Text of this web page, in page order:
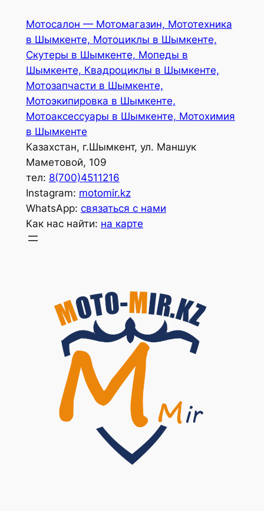
содержимому
Мотосалон — Мотомагазин, Мототехника
в Шымкенте, Мотоциклы в Шымкенте,
Скутеры в Шымкенте, Мопеды в
Шымкенте, Квадроциклы в Шымкенте,
Мотозапчасти в Шымкенте,
Мотоэкипировка в Шымкенте,
Мотоаксессуары в Шымкенте, Мотохимия
в Шымкенте
Казахстан, г.Шымкент, ул. Маншук
Маметовой, 109
тел: 8(700)4511216
Instagram: motomir.kz
WhatsApp: связаться с нами
Как нас найти: на карте